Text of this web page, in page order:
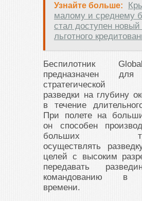
Узнайте больше:
малому и среднему
стал доступен
льготного
Беспилотник
предназначен
стратегической
разведки на глубину
в течение
При полете на
он способен
больших
осуществлять
целей с высоким
передавать
командованию в
времени.